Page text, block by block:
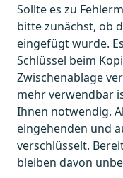
Sollte es zu
bitte zunächst, ob
eingefügt wurde.
Schlüssel beim
Zwischenablage
mehr verwendbar
Ihnen notwendig.
eingehenden und
verschlüsselt.
bleiben davon